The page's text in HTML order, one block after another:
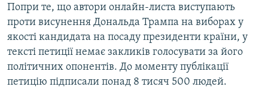
Попри те, що автори онлайн-листа виступають
проти висунення Дональда Трампа на виборах у
якості кандидата на посаду президенти країни, у
тексті петиції немає закликів голосувати за його
політичних опонентів. До моменту публікації
петицію підписали понад 8 тисяч 500 людей.